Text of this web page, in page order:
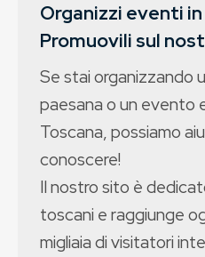
Organizzi eventi in
Promuovili sul
Se stai organizzando
paesana o un evento
Toscana, possiamo
conoscere!
Il nostro sito è
toscani e raggiunge
migliaia di visitatori